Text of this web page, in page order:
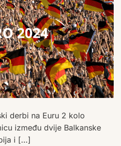
derbi na Euru 2 kolo
između dvije Balkanske
i […]